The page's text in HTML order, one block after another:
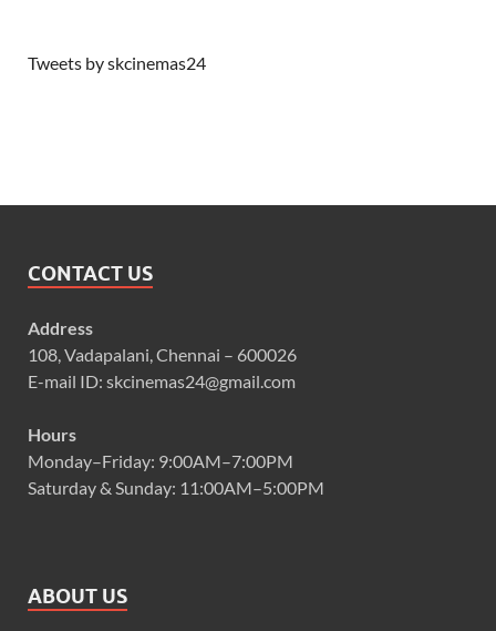
Tweets by skcinemas24
CONTACT US
Address
108, Vadapalani, Chennai – 600026
E-mail ID: skcinemas24@gmail.com
Hours
Monday–Friday: 9:00AM–7:00PM
Saturday & Sunday: 11:00AM–5:00PM
ABOUT US